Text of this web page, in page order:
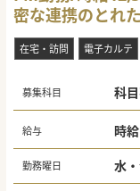
密な連携のとれ
区]
在宅・訪問 電子カルテ
募集科目 科
給与 時
勤務曜日 水